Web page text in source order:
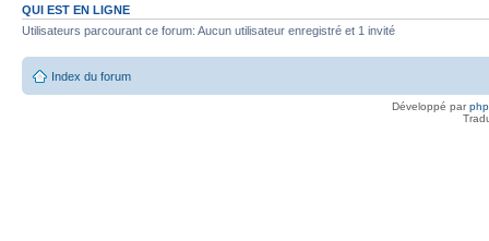
QUI EST EN LIGNE
Utilisateurs parcourant ce forum: Aucun utilisateur enregistré et 1 invité
Index du forum
Développé par